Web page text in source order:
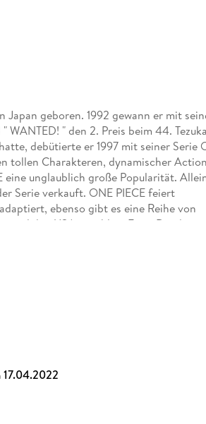
geboren. 1992 gewann er mit
" den 2. Preis beim 44.
debütierte er 1997 mit seiner Serie
tollen Charakteren, dynamischer
eine unglaublich große Popularität.
Serie verkauft. ONE PIECE feiert
ebenso gibt es eine Reihe von
und den USA unzählige Fans. Die